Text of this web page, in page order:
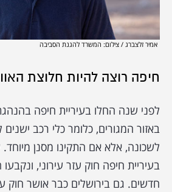
אמיר זלצברג / צילום: המשרד להגנת הסביבה
חיפה רוצה להיות חלוצת
לפני שנה החלו בעיריית חיפה בהנהגת
באזור המגורים, כלומר כלי רכב ישנים
לשכונה, אלא אם התקינו מסנן מיוחד.
בעיריית חיפה חוק עזר עירוני,
חדשים. גם בירושלים כבר אושר חוק